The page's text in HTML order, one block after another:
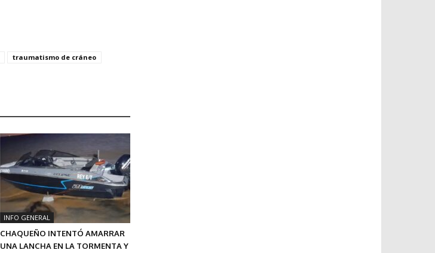
traumatismo de cráneo
INFO GENERAL
CHAQUEÑO INTENTÓ AMARRAR
UNA LANCHA EN LA TORMENTA Y